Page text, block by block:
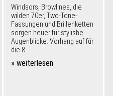
Windsors, Browlines, die
wilden 70er, Two-Tone-
Fassungen und Brillenketten
sorgen heuer für stylishe
Augenblicke. Vorhang auf für
die 8 ...
» weiterlesen